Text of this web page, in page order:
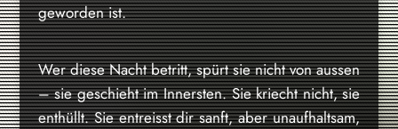
geworden ist.
Wer diese Nacht betritt, spürt sie nicht von aussen
– sie geschieht im Innersten. Sie kriecht nicht, sie
enthüllt. Sie entreisst dir sanft, aber unaufhaltsam,